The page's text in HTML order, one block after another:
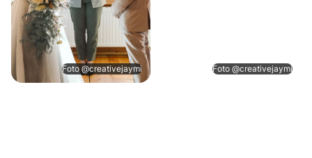
Foto @creativejaymi Foto @creativejaymi